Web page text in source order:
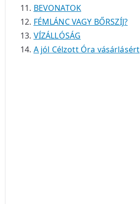
BEVONATOK
FÉMLÁNC VAGY BŐRSZÍJ?
VÍZÁLLÓSÁG
A jól Célzott Óra vásárlásért